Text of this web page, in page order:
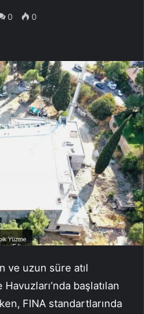
0 0
ve uzun süre atıl
başlatılan
FINA standartlarında